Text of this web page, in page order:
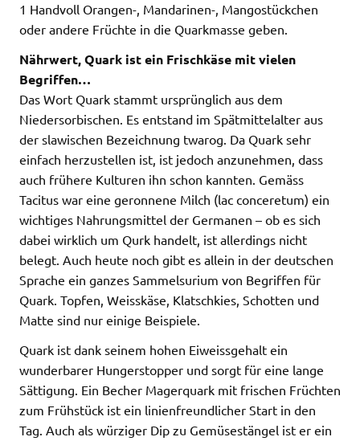
1 Handvoll Orangen-, Mandarinen-, Mangostückchen
oder andere Früchte in die Quarkmasse geben.
Nährwert, Quark ist ein Frischkäse mit vielen
Begriffen…
Das Wort Quark stammt ursprünglich aus dem
Niedersorbischen. Es entstand im Spätmittelalter aus
der slawischen Bezeichnung twarog. Da Quark sehr
einfach herzustellen ist, ist jedoch anzunehmen, dass
auch frühere Kulturen ihn schon kannten. Gemäss
Tacitus war eine geronnene Milch (lac conceretum) ein
wichtiges Nahrungsmittel der Germanen – ob es sich
dabei wirklich um Qurk handelt, ist allerdings nicht
belegt. Auch heute noch gibt es allein in der deutschen
Sprache ein ganzes Sammelsurium von Begriffen für
Quark. Topfen, Weisskäse, Klatschkies, Schotten und
Matte sind nur einige Beispiele.
Quark ist dank seinem hohen Eiweissgehalt ein
wunderbarer Hungerstopper und sorgt für eine lange
Sättigung. Ein Becher Magerquark mit frischen Früchten
zum Frühstück ist ein linienfreundlicher Start in den
Tag. Auch als würziger Dip zu Gemüsestängel ist er ein